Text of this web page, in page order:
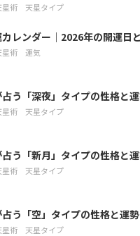
星術 天星タイプ
レンダー｜2026年の開運日
星術 運気
う「深夜」タイプの性格と
星術 天星タイプ
う「新月」タイプの性格と
星術 天星タイプ
う「空」タイプの性格と運勢
星術 天星タイプ